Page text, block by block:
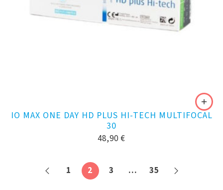
IO MAX ONE DAY HD PLUS HI-TECH MULTIFOCAL
30
48,90 €
1 2 3 … 35